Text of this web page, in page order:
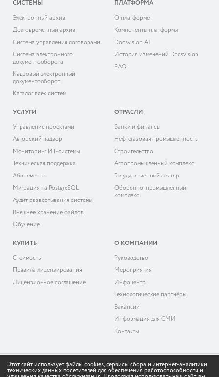
СИСТЕМЫ
Электронный архив
Долговременный архив
Система управления договорами
Система электронного
документооборота
Кадровый электронный
документооборот
Каталог всех систем
ПЛАТФОРМА
О платформе
Компоненты платформы
Docsvision AI
История изменений Docsvision
FAQ
УСЛУГИ
Управление проектами
Авторский надзор
Мониторинг ИТ-системы
Техническая поддержка
Абонементы
Миграция на PostgreSQL
Аудит развёртывания системы
Внешнее хранение файлов
Обучение
ОТРАСЛИ
Банки и финансы
Нефтегазовая промышленность
Строительство
Агропромышленный комплекс
Государственный сектор
Оборонно-промышленный
комплекс
КУПИТЬ
Cтоимость
Правила лицензирования
Лицензионное соглашение
О КОМПАНИИ
Руководство
Мероприятия
Инфоцентр
Технологические партнёры
Вакансии
Информация для СМИ
Контакты
© 2026 «ДоксВижн»
Этот сайт использует файлы cookies, сервисы сбора и интернет-аналитики
технических данных посетителей для обеспечения работоспособности и